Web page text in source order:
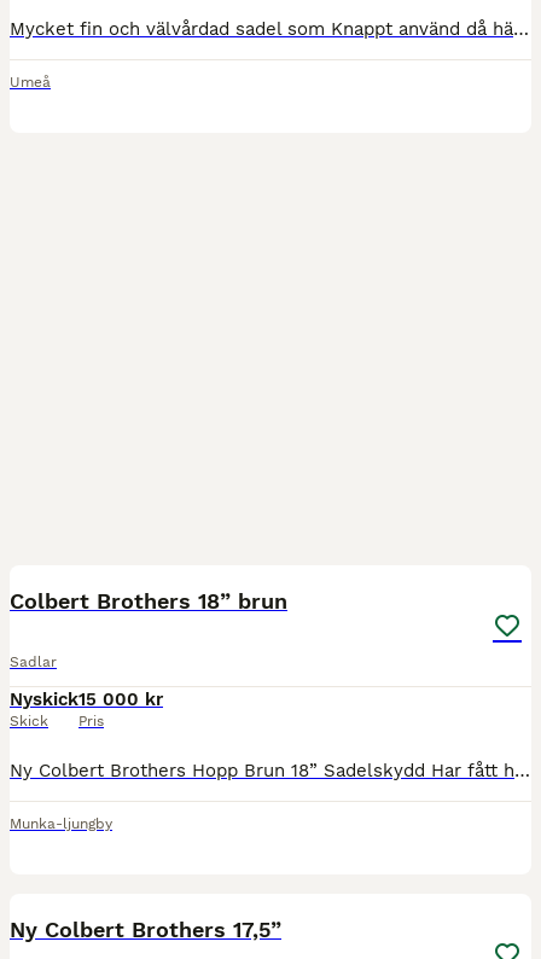
Mycket fin och välvårdad sadel som Knappt använd då hästen varit skadad. Ullstoppad och ändringsbar bomvidd, koppjärn i olika storlekar medföljer. 17,5 tum men känns som 17. Passar hästar med rak ti
Umeå
Colbert Brothers 18” brun
Sadlar
Nyskick
Skick
15 000 kr
Pris
Ny Colbert Brothers Hopp Brun 18” Sadelskydd Har fått hem tio nya sadlar, se mina andra annonser.
Munka-ljungby
Ny Colbert Brothers 17,5”